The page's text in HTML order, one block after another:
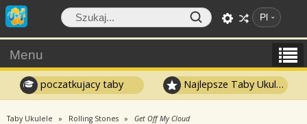
Pl
Menu
poczatkujacy taby Najlepsze Taby Ukulele
Taby Ukulele Rolling Stones Get Off My Cloud